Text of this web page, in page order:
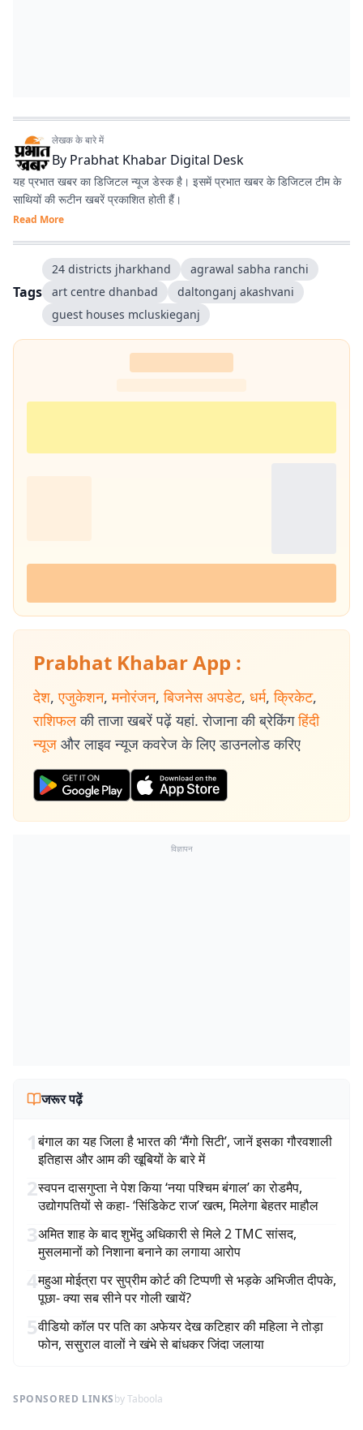
लेखक के बारे में
By Prabhat Khabar Digital Desk
यह प्रभात खबर का डिजिटल न्यूज डेस्क है। इसमें प्रभात खबर के डिजिटल टीम के
साथियों की रूटीन खबरें प्रकाशित होती हैं।
Read More
Tags
24 districts jharkhand
agrawal sabha ranchi
art centre dhanbad
daltonganj akashvani
guest houses mcluskieganj
Prabhat Khabar App :
देश, एजुकेशन, मनोरंजन, बिजनेस अपडेट, धर्म, क्रिकेट,
राशिफल की ताजा खबरें पढ़ें यहां. रोजाना की ब्रेकिंग हिंदी
न्यूज और लाइव न्यूज कवरेज के लिए डाउनलोड करिए
विज्ञापन
जरूर पढ़ें
1बंगाल का यह जिला है भारत की ‘मैंगो सिटी’, जानें इसका गौरवशाली
इतिहास और आम की खूबियों के बारे में
2स्वपन दासगुप्ता ने पेश किया ‘नया पश्चिम बंगाल’ का रोडमैप,
उद्योगपतियों से कहा- ‘सिंडिकेट राज’ खत्म, मिलेगा बेहतर माहौल
3अमित शाह के बाद शुभेंदु अधिकारी से मिले 2 TMC सांसद,
मुसलमानों को निशाना बनाने का लगाया आरोप
4महुआ मोईत्रा पर सुप्रीम कोर्ट की टिप्पणी से भड़के अभिजीत दीपके,
पूछा- क्या सब सीने पर गोली खायें?
5वीडियो कॉल पर पति का अफेयर देख कटिहार की महिला ने तोड़ा
फोन, ससुराल वालों ने खंभे से बांधकर जिंदा जलाया
SPONSORED LINKSby Taboola